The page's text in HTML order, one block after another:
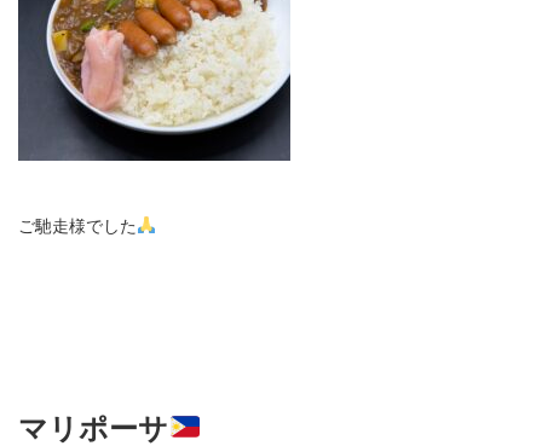
ご馳走様でした
マリポーサ